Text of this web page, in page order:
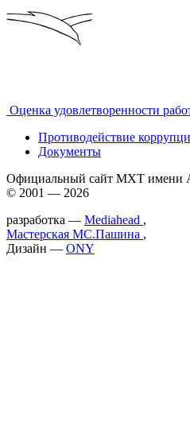
Оценка удовлетворенности
Противодействие
Документы
Официальный сайт МХТ имени
© 2001 — 2026
разработка — Mediahead ,
Мастерская МС.Пашина ,
Дизайн — ONY